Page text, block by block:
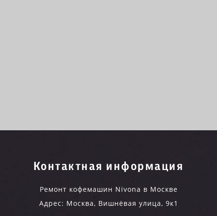
Контактная информация
Ремонт кофемашин Nivona в Москве
Адрес: Москва, Вишнёвая улица, 9к1